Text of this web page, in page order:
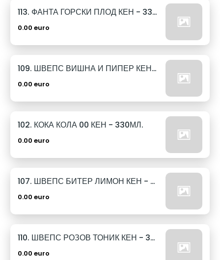
113. ФАНТА ГОРСКИ ПЛОД КЕН - 330МЛ.
0.00 euro
109. ШВЕПС ВИШНА И ПИПЕР КЕН - 330МЛ.
0.00 euro
102. КОКА КОЛА 00 КЕН - 330МЛ.
0.00 euro
107. ШВЕПС БИТЕР ЛИМОН КЕН - 330МЛ.
0.00 euro
110. ШВЕПС РОЗОВ ТОНИК КЕН - 330МЛ.
0.00 euro